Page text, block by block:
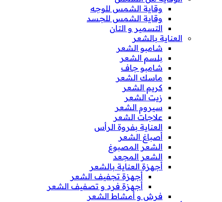
وقاية الشمس للوجه
وقاية الشمس للجسد
التسمير و التان
العناية بالشعر
شامبو الشعر
بلسم الشعر
شامبو جاف
ماسك الشعر
كريم الشعر
زيت الشعر
سيروم الشعر
علاجات الشعر
العناية بفروة الرأس
أصباغ الشعر
الشعر المصبوغ
الشعر المجعد
أجهزة العناية بالشعر
أجهزة تجفيف الشعر
أجهزة فرد و تصفيف الشعر
فرش و أمشاط الشعر